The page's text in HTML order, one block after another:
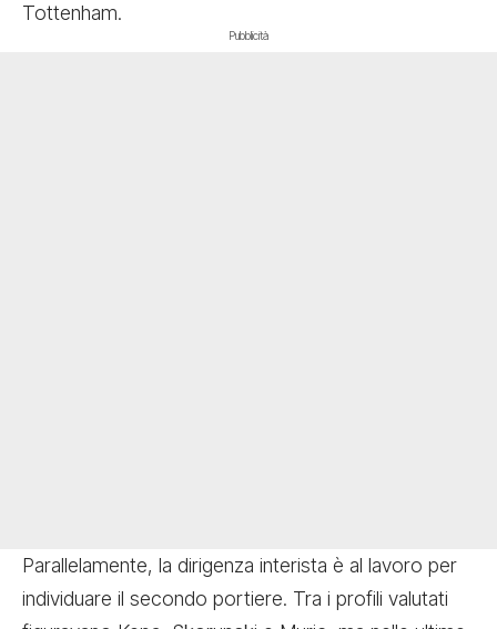
Tottenham.
Pubblicità
Parallelamente, la dirigenza interista è al lavoro per
individuare il secondo portiere. Tra i profili valutati